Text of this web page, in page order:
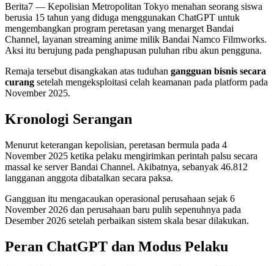
Berita7 — Kepolisian Metropolitan Tokyo menahan seorang siswa
berusia 15 tahun yang diduga menggunakan ChatGPT untuk
mengembangkan program peretasan yang menarget Bandai
Channel, layanan streaming anime milik Bandai Namco Filmworks.
Aksi itu berujung pada penghapusan puluhan ribu akun pengguna.
Remaja tersebut disangkakan atas tuduhan gangguan bisnis secara
curang setelah mengeksploitasi celah keamanan pada platform pada
November 2025.
Kronologi Serangan
Menurut keterangan kepolisian, peretasan bermula pada 4
November 2025 ketika pelaku mengirimkan perintah palsu secara
massal ke server Bandai Channel. Akibatnya, sebanyak 46.812
langganan anggota dibatalkan secara paksa.
Gangguan itu mengacaukan operasional perusahaan sejak 6
November 2026 dan perusahaan baru pulih sepenuhnya pada
Desember 2026 setelah perbaikan sistem skala besar dilakukan.
Peran ChatGPT dan Modus Pelaku